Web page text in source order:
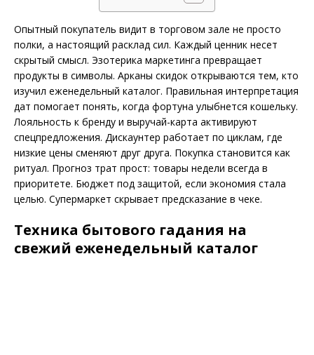
Опытный покупатель видит в торговом зале не просто
полки, а настоящий расклад сил. Каждый ценник несет
скрытый смысл. Эзотерика маркетинга превращает
продукты в символы. Арканы скидок открываются тем, кто
изучил еженедельный каталог. Правильная интерпретация
дат помогает понять, когда фортуна улыбнется кошельку.
Лояльность к бренду и выручай-карта активируют
спецпредложения. Дискаунтер работает по циклам, где
низкие цены сменяют друг друга. Покупка становится как
ритуал. Прогноз трат прост: товары недели всегда в
приоритете. Бюджет под защитой, если экономия стала
целью. Супермаркет скрывает предсказание в чеке.
Техника бытового гадания на
свежий еженедельный каталог